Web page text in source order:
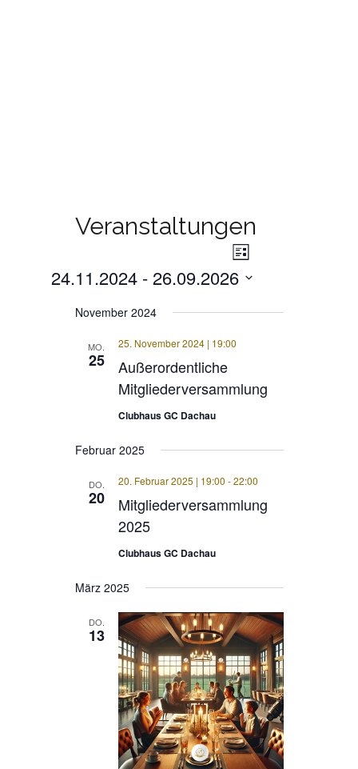
Veranstaltungen
Veranstaltung
Ansichten-
Navigation
Liste
24.11.2024 - 26.09.2026
wählen.
November 2024
MO.
25
Außerordentliche
Mitgliederversammlung
25. November 2024 | 19:00
Clubhaus GC Dachau
Februar 2025
DO.
20
Mitgliederversammlung
2025
20. Februar 2025 | 19:00 -22:00
Clubhaus GC Dachau
März 2025
DO.
13